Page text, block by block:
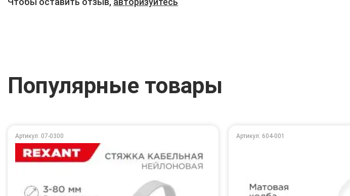
Популярные товары
Артикул: 07-0300 Артикул: 604-001